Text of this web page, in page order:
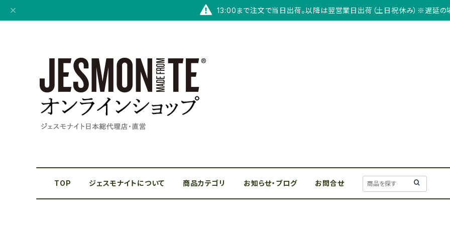
13:00まで注文で当日出荷。以降は翌営業日出荷（土日祝休み）※遅延の
TOP ジェスモナイトについて 商品カテゴリ お知らせ・ブログ お問合せ